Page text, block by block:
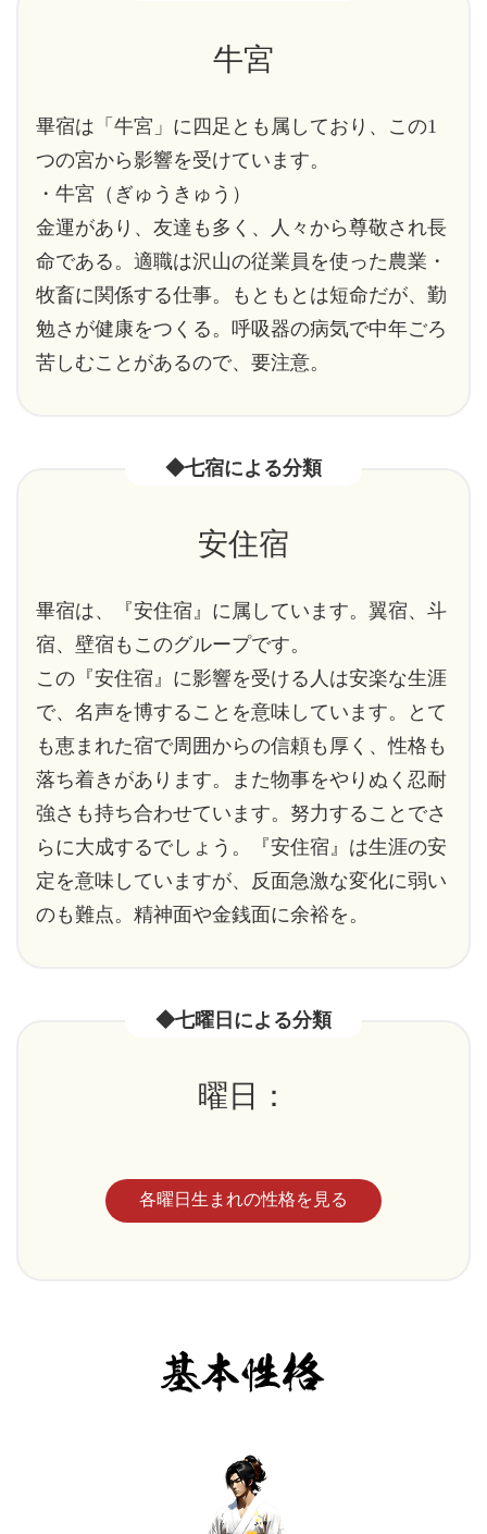
牛宮
畢宿は「牛宮」に四足とも属しており、この1
つの宮から影響を受けています。
・牛宮（ぎゅうきゅう）
金運があり、友達も多く、人々から尊敬され長
命である。適職は沢山の従業員を使った農業・
牧畜に関係する仕事。もともとは短命だが、勤
勉さが健康をつくる。呼吸器の病気で中年ごろ
苦しむことがあるので、要注意。
◆七宿による分類
安住宿
畢宿は、『安住宿』に属しています。翼宿、斗
宿、壁宿もこのグループです。
この『安住宿』に影響を受ける人は安楽な生涯
で、名声を博することを意味しています。とて
も恵まれた宿で周囲からの信頼も厚く、性格も
落ち着きがあります。また物事をやりぬく忍耐
強さも持ち合わせています。努力することでさ
らに大成するでしょう。『安住宿』は生涯の安
定を意味していますが、反面急激な変化に弱い
のも難点。精神面や金銭面に余裕を。
◆七曜日による分類
曜日：
各曜日生まれの性格を見る